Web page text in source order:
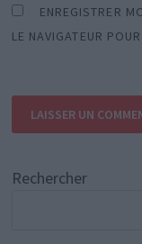
ENREGISTRER
LE NAVIGATEUR
Rechercher